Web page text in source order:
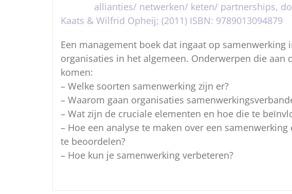
allianties/ netwerken/ keten/ partnerships,
Kaats & Wilfrid Opheij; (2011) ISBN: 9789013094879
Een management boek dat ingaat op samenwerking
organisaties in het algemeen. Onderwerpen die aan
komen:
– Welke soorten samenwerking zijn er?
– Waarom gaan organisaties
– Wat zijn de cruciale elementen en hoe die te
– Hoe een analyse te maken over een samenwerking
te beoordelen?
– Hoe kun je samenwerking verbeteren?